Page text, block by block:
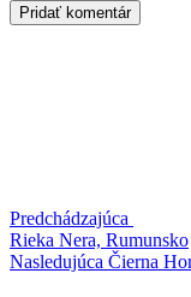
Predchádzajúca
Rieka Nera, Rumunsko
Ďalší
Nasledujúca Čierna